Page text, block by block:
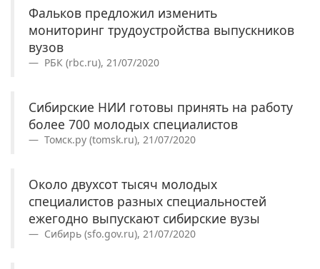
Фальков предложил изменить
мониторинг трудоустройства выпускников
вузов
РБК (rbc.ru), 21/07/2020
Сибирские НИИ готовы принять на работу
более 700 молодых специалистов
Томск.ру (tomsk.ru), 21/07/2020
Около двухсот тысяч молодых
специалистов разных специальностей
ежегодно выпускают сибирские вузы
Сибирь (sfo.gov.ru), 21/07/2020